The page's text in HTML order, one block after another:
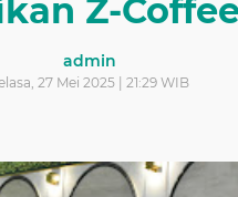
Z-
admin
27 Mei 2025 | 21:29 WIB